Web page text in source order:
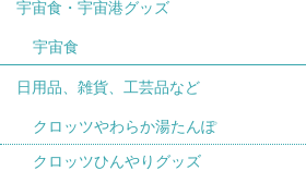
宇宙食・宇宙港グッズ
宇宙食
日用品、雑貨、工芸品など
クロッツやわらか湯たんぽ
クロッツひんやりグッズ